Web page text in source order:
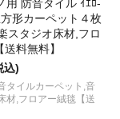
用 防音タイル ｲｴﾛ-
形カーペット４枚
スタジオ床材,フロ
料無料】
込)
タイルカーペット,音
材,フロアー絨毯【送